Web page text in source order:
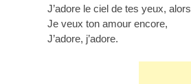
J’adore le ciel de tes yeux, alors
Je veux ton amour encore,
J’adore, j’adore.